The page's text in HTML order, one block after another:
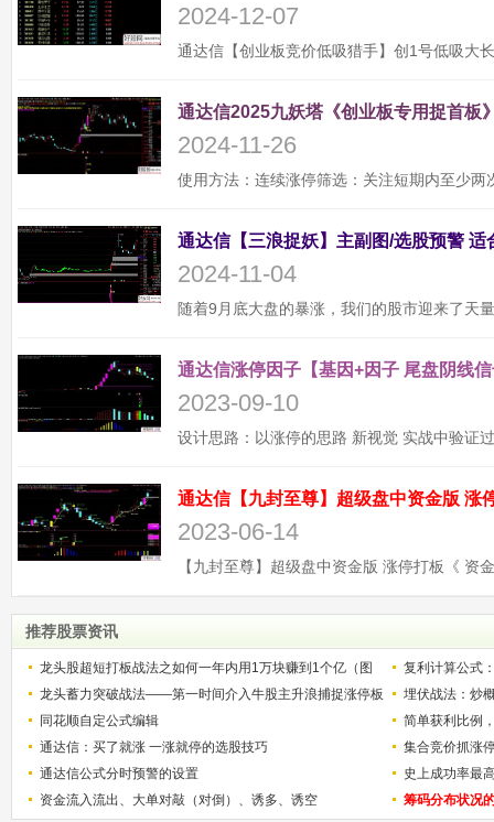
2024-12-07
通达信2025九妖塔《创业板专用捉首板
2024-11-26
2024-11-04
通达信涨停因子【基因+因子 尾盘阴线
2023-09-10
2023-06-14
推荐股票资讯
龙头股超短打板战法之如何一年内用1万块赚到1个亿（图
解）
复利计算公式
少？
龙头蓄力突破战法——第一时间介入牛股主升浪捕捉涨停板
的技巧（图解）
埋伏战法：炒
同花顺自定公式编辑
简单获利比例
用
通达信：买了就涨 一涨就停的选股技巧
集合竞价抓涨
通达信公式分时预警的设置
史上成功率最
称选股法宝！
资金流入流出、大单对敲（对倒）、诱多、诱空 筹码分布状况